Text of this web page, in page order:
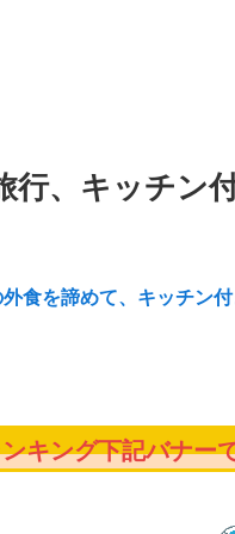
、キッチン
食を諦めて、キッチン
キング下記バナ